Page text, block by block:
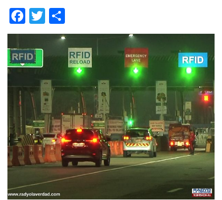
Facebook
Twitter